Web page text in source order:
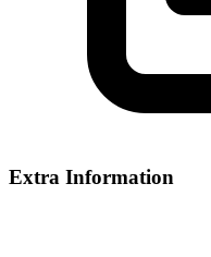
Extra Information